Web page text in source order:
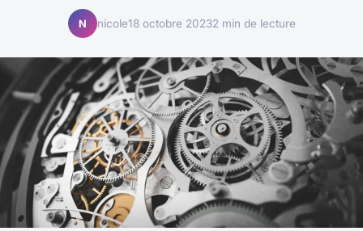
N nicole18 octobre 20232 min de lecture